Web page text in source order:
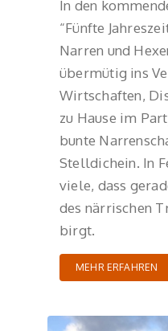
In den
“Fünfte
Narren und
übermütig ins
Wirtschaften,
zu Hause im
bunte
Stelldichein. In
viele, dass
des närrischen
birgt.
MEHR ERFAHREN